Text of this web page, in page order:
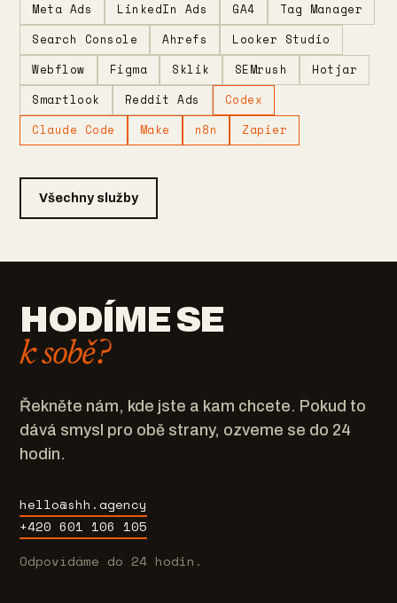
Meta Ads
LinkedIn Ads GA4
Tag Manager
Search Console
Ahrefs
Looker Studio
Webflow
Figma Sklik SEMrush
Hotjar
Smartlook
Reddit Ads
Codex
Claude Code
Make n8n Zapier
Všechny služby
HODÍME SE
k sobě?
Řekněte nám, kde jste a kam chcete. Pokud to
dává smysl pro obě strany, ozveme se do 24
hodin.
hello@shh.agency
+420 601 106 105
Odpovídáme do 24 hodin.